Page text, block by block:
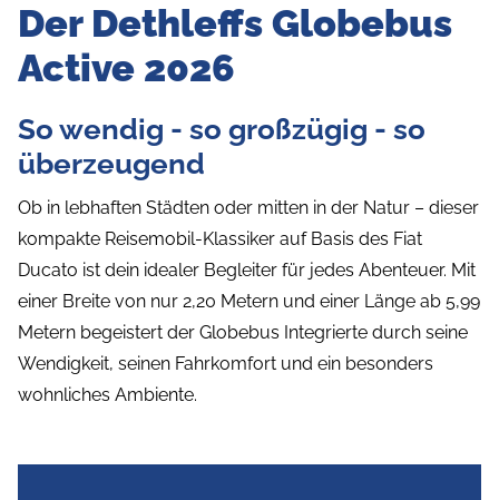
Der Dethleffs Globebus
Active 2026
So wendig - so großzügig - so
überzeugend
Ob in lebhaften Städten oder mitten in der Natur – dieser
kompakte Reisemobil-Klassiker auf Basis des Fiat
Ducato ist dein idealer Begleiter für jedes Abenteuer. Mit
einer Breite von nur 2,20 Metern und einer Länge ab 5,99
Metern begeistert der Globebus Integrierte durch seine
Wendigkeit, seinen Fahrkomfort und ein besonders
wohnliches Ambiente.